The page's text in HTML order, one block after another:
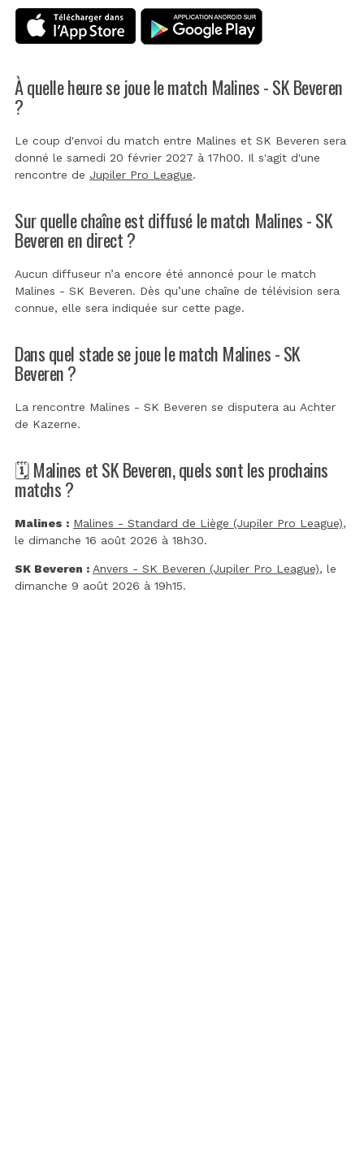
À quelle heure se joue le match Malines - SK Beveren
?
Le coup d'envoi du match entre Malines et SK Beveren sera
donné le samedi 20 février 2027 à 17h00. Il s'agit d'une
rencontre de Jupiler Pro League.
Sur quelle chaîne est diffusé le match Malines - SK
Beveren en direct ?
Aucun diffuseur n’a encore été annoncé pour le match
Malines - SK Beveren. Dès qu’une chaîne de télévision sera
connue, elle sera indiquée sur cette page.
Dans quel stade se joue le match Malines - SK
Beveren ?
La rencontre Malines - SK Beveren se disputera au Achter
de Kazerne.
🗓️ Malines et SK Beveren, quels sont les prochains
matchs ?
Malines : Malines - Standard de Liège (Jupiler Pro League),
le dimanche 16 août 2026 à 18h30.
SK Beveren : Anvers - SK Beveren (Jupiler Pro League), le
dimanche 9 août 2026 à 19h15.